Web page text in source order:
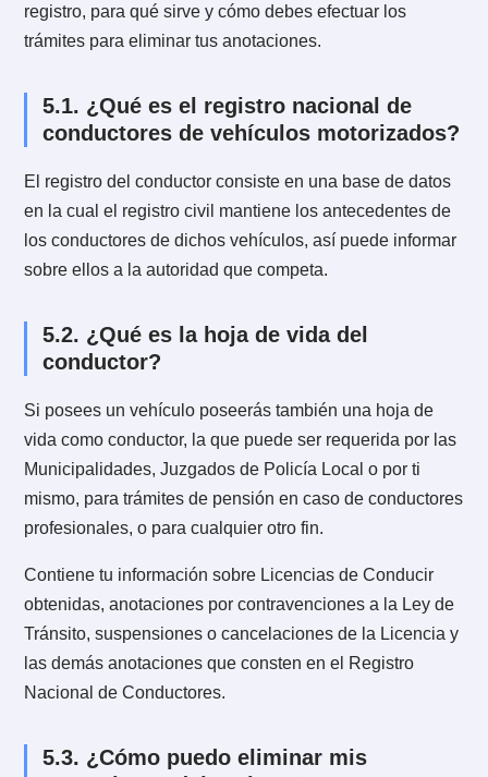
anotaciones que consten en el Registro Nacional de
Conductores.
4.4. ¿Cómo puedo eliminar una
Las infracciones graves podrán eliminarse
2 años y lasgravísimastranscurridos 3 años, (plazo
se cuenta desde la fecha de la última infracción de la
respectiva categoría).
Estas eliminaciones se solicitan en cualquiera de las
oficinas del registro civil, pagando por cada una de
$ 3.310.
4.5. ¿Quién puede solicitar la hoja de
del conductor?
Esto depende de dónde solicites la hoja de vida.
Si es en oficinas, este documento sólo puede ser
requerido por el titular o bien por un tercero con poder
Por su parte y de conformidad al art. 7 del Decreto